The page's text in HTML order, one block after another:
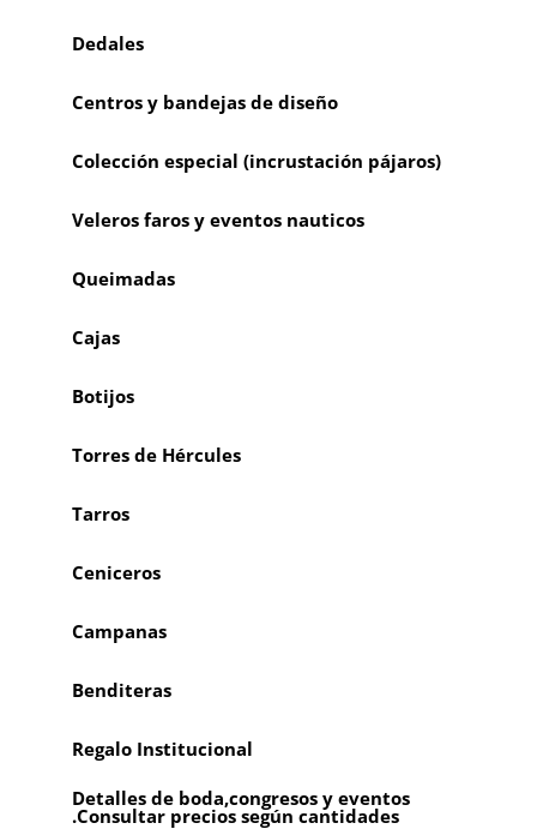
Dedales
Centros y bandejas de diseño
Colección especial (incrustación pájaros)
Veleros faros y eventos nauticos
Queimadas
Cajas
Botijos
Torres de Hércules
Tarros
Ceniceros
Campanas
Benditeras
Regalo Institucional
Detalles de boda,congresos y eventos
.Consultar precios según cantidades